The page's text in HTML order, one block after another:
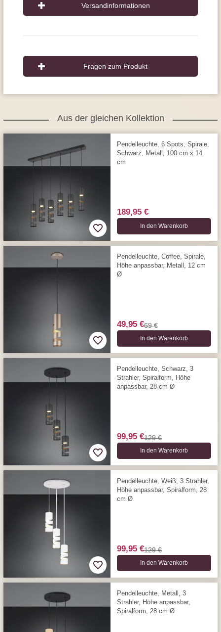
Versandinformationen
Fragen zum Produkt
Aus der gleichen Kollektion
Pendelleuchte, 6 Spots, Spirale,
Schwarz, Metall, 100 cm x 14
cm
189,95 €
In den Warenkorb
Pendelleuchte, Coffee, Spirale,
Höhe anpassbar, Metall, 12 cm
Ø
49,95 €69 €
In den Warenkorb
Pendelleuchte, Schwarz, 3
Strahler, Spiralform, Höhe
anpassbar, 28 cm Ø
99,95 €129 €
In den Warenkorb
Pendelleuchte, Weiß, 3 Strahler,
Höhe anpassbar, Spiralform, 28
cm Ø
99,95 €129 €
In den Warenkorb
Pendelleuchte, Metall, 3
Strahler, Höhe anpassbar,
Spiralform, 28 cm Ø